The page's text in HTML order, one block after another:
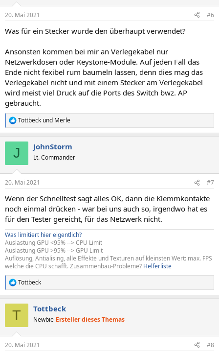
e
:
20. Mai 2021 #6
Was für ein Stecker wurde den überhaupt verwendet?
Ansonsten kommen bei mir an Verlegekabel nur
Netzwerkdosen oder Keystone-Module. Auf jeden Fall das
Ende nicht fexibel rum baumeln lassen, denn dies mag das
Verlegekabel nicht und mit einem Stecker am Verlegekabel
wird meist viel Druck auf die Ports des Switch bwz. AP
gebraucht.
R
e
e
:
Tottbeck und Merle
J JohnStorm
Lt. Commander
20. Mai 2021 #7
Wenn der Schnelltest sagt alles OK, dann die Klemmkontakte
noch einmal drücken - war bei uns auch so, irgendwo hat es
für den Tester gereicht, für das Netzwerk nicht.
Was limitiert hier eigentlich?
Auslastung GPU <95% --> CPU Limit
Auslastung GPU >95% --> GPU Limit
Auflösung, Antialising, alle Effekte und Texturen auf kleinsten Wert: max. FPS
welche die CPU schafft. Zusammenbau-Probleme? Helferliste
R
e
e
Tottbeck
T Tottbeck
Newbie Ersteller dieses Themas
20. Mai 2021 #8